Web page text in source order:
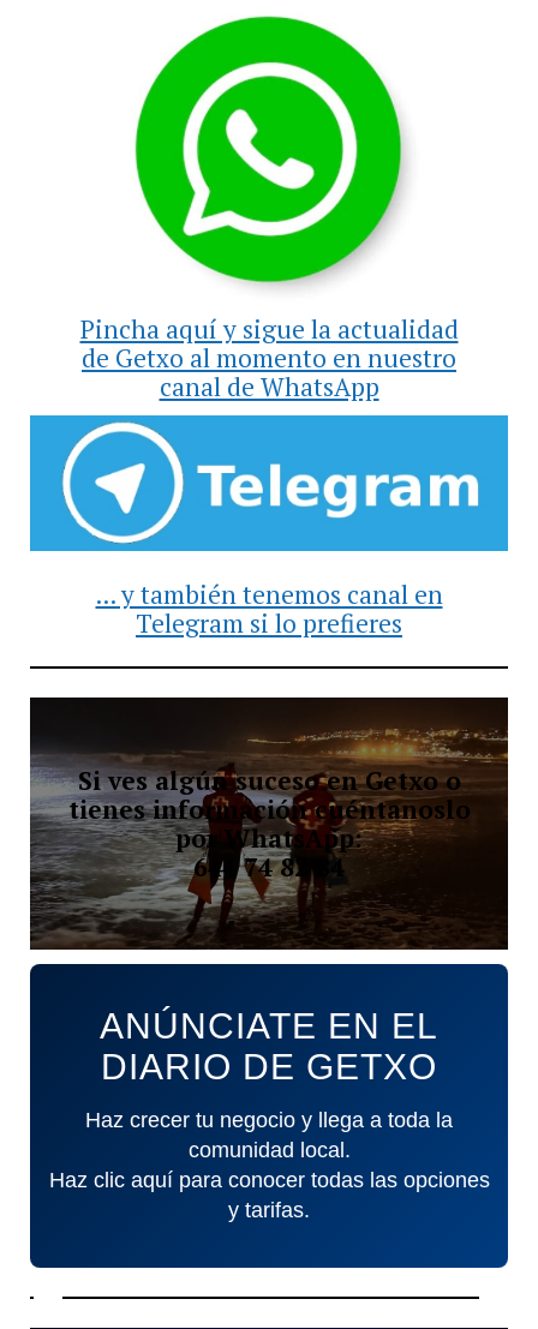
Pincha aquí y sigue la actualidad
de Getxo al momento en nuestro
canal de WhatsApp
... y también tenemos canal en
Telegram si lo prefieres
Si ves algún suceso en Getxo o
tienes información cuéntanoslo
por WhatsApp:
644 74 82 84
ANÚNCIATE EN EL
DIARIO DE GETXO
Haz crecer tu negocio y llega a toda la
comunidad local.
Haz clic aquí para conocer todas las opciones
y tarifas.